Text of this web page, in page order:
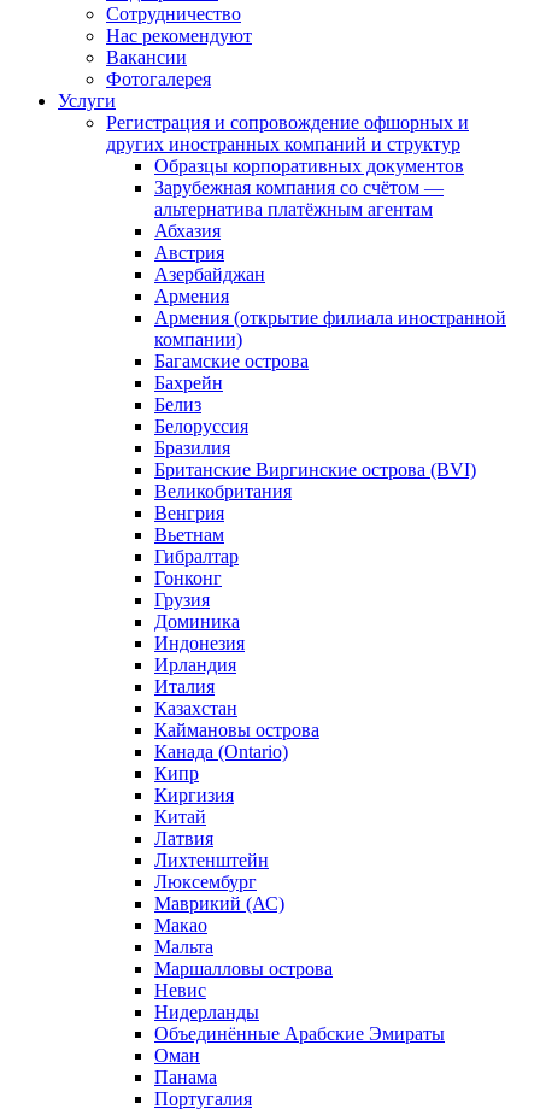
Сотрудничество
Нас рекомендуют
Вакансии
Фотогалерея
Услуги
Регистрация и сопровождение офшорных и
других иностранных компаний и структур
Образцы корпоративных документов
Зарубежная компания со счётом —
альтернатива платёжным агентам
Абхазия
Австрия
Азербайджан
Армения
Армения (открытие филиала иностранной
компании)
Багамские острова
Бахрейн
Белиз
Белоруссия
Бразилия
Британские Виргинские острова (BVI)
Великобритания
Венгрия
Вьетнам
Гибралтар
Гонконг
Грузия
Доминика
Индонезия
Ирландия
Италия
Казахстан
Каймановы острова
Канада (Ontario)
Кипр
Киргизия
Китай
Латвия
Лихтенштейн
Люксембург
Маврикий (АС)
Макао
Мальта
Маршалловы острова
Нeвис
Нидерланды
Объединённые Арабские Эмираты
Оман
Панама
Португалия